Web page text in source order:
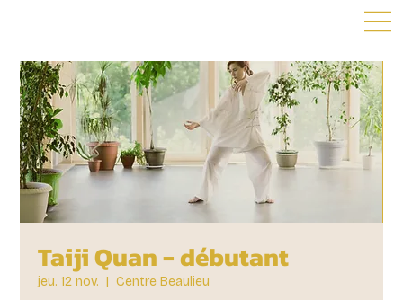
Taiji Quan - débutant
jeu. 12 nov.
  |
Centre Beaulieu